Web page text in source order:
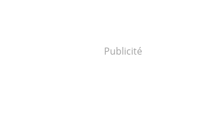
Publicité